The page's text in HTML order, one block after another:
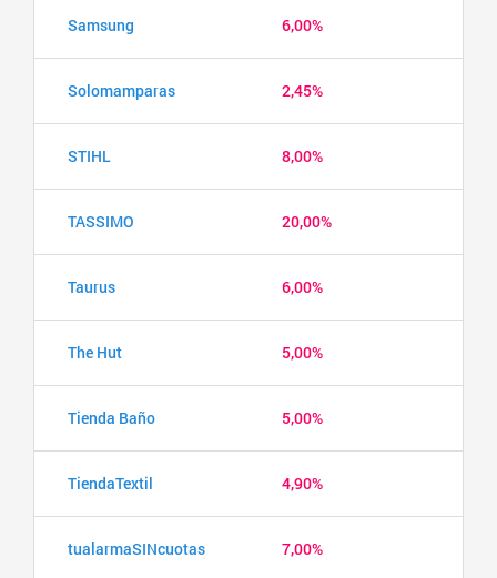
Samsung 6,00%
Solomamparas 2,45%
STIHL 8,00%
TASSIMO 20,00%
Taurus 6,00%
The Hut 5,00%
Tienda Baño 5,00%
TiendaTextil 4,90%
tualarmaSINcuotas 7,00%